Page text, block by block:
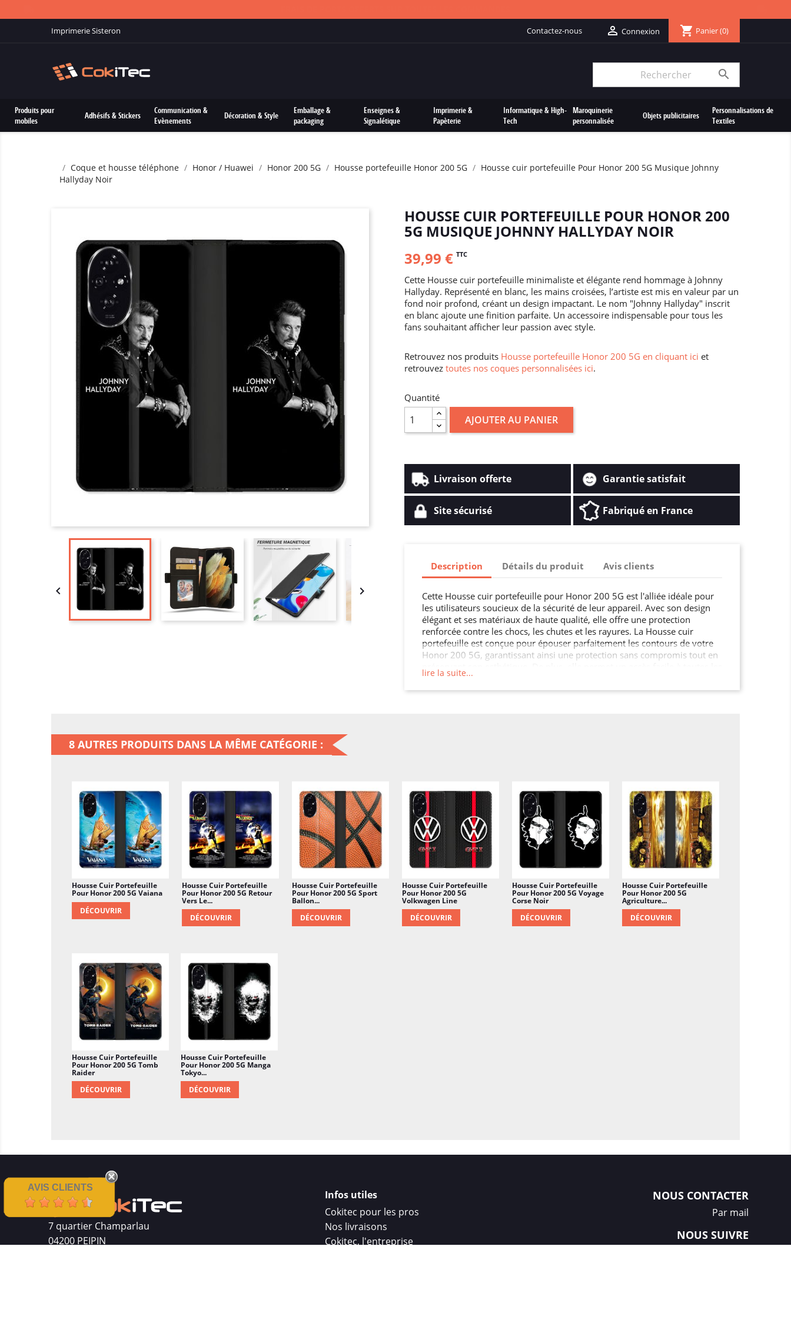
Imprimerie Sisteron Contactez-nous  Connexion shopping_cart Panier(0)

Produits pour
mobiles
Adhésifs & Stickers
Communication &
Evènements
Décoration & Style
Emballage &
packaging
Enseignes &
Signalétique
Imprimerie &
Papèterie
Informatique & High-
Tech
Maroquinerie
personnalisée
Objets publicitaires
Personnalisations de
Textiles
Coque et housse téléphone Honor / Huawei Honor 200 5G Housse portefeuille Honor 200 5G
Housse cuir portefeuille Pour Honor 200 5G Musique Johnny
Hallyday Noir
 
HOUSSE CUIR PORTEFEUILLE POUR HONOR 200
5G MUSIQUE JOHNNY HALLYDAY NOIR
39,99 € TTC
Cette Housse cuir portefeuille minimaliste et élégante rend hommage à Johnny
Hallyday. Représenté en blanc, les mains croisées, l’artiste est mis en valeur par un
fond noir profond, créant un design impactant. Le nom "Johnny Hallyday" inscrit
en blanc ajoute une finition parfaite. Un accessoire indispensable pour tous les
fans souhaitant afficher leur passion avec style.
Retrouvez nos produits Housse portefeuille Honor 200 5G en cliquant ici et
retrouvez toutes nos coques personnalisées ici.
Quantité
AJOUTER AU PANIER
Livraison offerte Garantie satisfait
Site sécurisé Fabriqué en France
Description Détails du produit Avis clients
Cette Housse cuir portefeuille pour Honor 200 5G est l'alliée idéale pour
les utilisateurs soucieux de la sécurité de leur appareil. Avec son design
élégant et ses matériaux de haute qualité, elle offre une protection
renforcée contre les chocs, les chutes et les rayures. La Housse cuir
portefeuille est conçue pour épouser parfaitement les contours de votre
Honor 200 5G, garantissant ainsi une protection sans compromis tout en
fonctionnalités de votre Honor 200 5G.
lire la suite...
8 AUTRES PRODUITS DANS LA MÊME CATÉGORIE :
Housse Cuir Portefeuille
Pour Honor 200 5G Vaiana
DÉCOUVRIR
Housse Cuir Portefeuille
Pour Honor 200 5G Retour
Vers Le...
DÉCOUVRIR
Housse Cuir Portefeuille
Pour Honor 200 5G Sport
Ballon...
DÉCOUVRIR
Housse Cuir Portefeuille
Pour Honor 200 5G
Volkwagen Line
DÉCOUVRIR
Housse Cuir Portefeuille
Pour Honor 200 5G Voyage
Corse Noir
DÉCOUVRIR
Housse Cuir Portefeuille
Pour Honor 200 5G
Agriculture...
DÉCOUVRIR
Housse Cuir Portefeuille
Pour Honor 200 5G Tomb
Raider
DÉCOUVRIR
Housse Cuir Portefeuille
Pour Honor 200 5G Manga
Tokyo...
DÉCOUVRIR
7 quartier Champarlau
04200 PEIPIN
Infos utiles
Cokitec pour les pros
Nos livraisons
Cokitec, l'entreprise
NOUS CONTACTER
Par mail
NOUS SUIVRE
AVIS CLIENTS